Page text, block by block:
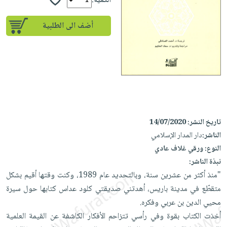
إختياراتنا
كتب
iKitab
يتكرر
iKitab
على
Android
تحميل
iKitab
على
Apple
أسئلة
تحميل
على
masmu3
على
Apple
المواضيع
الأكثر
إختياراتنا
وسائل
القراءة
جوائز
تعليمية
جديد
أجهزة
العناية
الشخصية
العناية
وتصفيف
الشعر
العناية
بالجسم
المطبخ
والسفرة
الكل
أواني
الطهي
أدوات
متجر
الهدايا
أقسام
أضف الى الطلبية
تاريخ النشر:14/07/2020
الناشر:دار المدار الإسلامي
النوع:ورقي غلاف عادي
نبذة الناشر:
"منذ أكثر من عشرين سنة، وبالتحديد عام 1989، وكنت وقتها أقيم بشكل
متقطّع في مدينة باريس، أهدتني صديقتي كلود عداس كتابها حول سيرة
محيي الدين بن عربي وفكره.
أخذت الكتاب بقوة وفي رأسي تتزاحم الأفكار الكاشفة عن القيمة العلمية